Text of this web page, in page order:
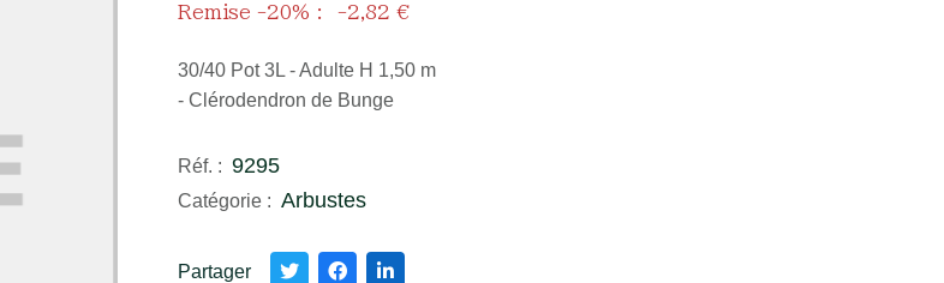
Remise -20% :
-2,82 €
30/40 Pot 3L - Adulte H 1,50 m
- Clérodendron de Bunge
Réf. : 9295
Catégorie : Arbustes
Partager